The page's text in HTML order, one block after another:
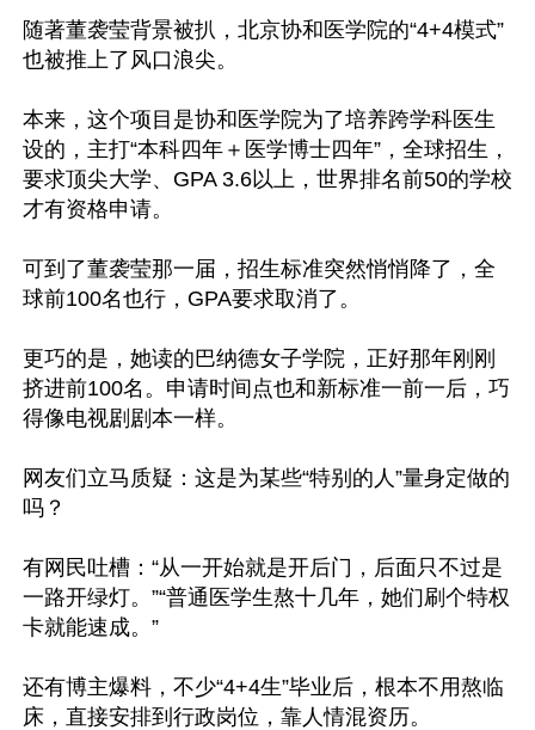
随著董袭莹背景被扒，北京协和医学院的“4+4模式”
也被推上了风口浪尖。
本来，这个项目是协和医学院为了培养跨学科医生
设的，主打“本科四年＋医学博士四年”，全球招生，
要求顶尖大学、GPA 3.6以上，世界排名前50的学校
才有资格申请。
可到了董袭莹那一届，招生标准突然悄悄降了，全
球前100名也行，GPA要求取消了。
更巧的是，她读的巴纳德女子学院，正好那年刚刚
挤进前100名。申请时间点也和新标准一前一后，巧
得像电视剧剧本一样。
网友们立马质疑：这是为某些“特别的人”量身定做的
吗？
有网民吐槽：“从一开始就是开后门，后面只不过是
一路开绿灯。”“普通医学生熬十几年，她们刷个特权
卡就能速成。”
还有博主爆料，不少“4+4生”毕业后，根本不用熬临
床，直接安排到行政岗位，靠人情混资历。